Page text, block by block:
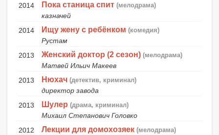
2014
Пока станица спит (мелодрама)
казначей
2014
Ищу жену с ребёнком (комедия)
Рустам
2013
Женский доктор (2 сезон) (мелодрама)
Матвей Ильич Макеев
2013
Нюхач (детектив, криминал)
директор завода
2013
Шулер (драма, криминал)
Михаил Степанович Головко
2012
Лекции для домохозяек (мелодрама)